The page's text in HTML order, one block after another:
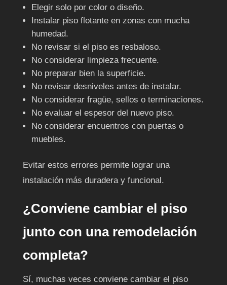
Elegir solo por color o diseño.
Instalar piso flotante en zonas con mucha
humedad.
No revisar si el piso es resbaloso.
No considerar limpieza frecuente.
No preparar bien la superficie.
No revisar desniveles antes de instalar.
No considerar fragüe, sellos o terminaciones.
No evaluar el espesor del nuevo piso.
No considerar encuentros con puertas o
muebles.
Evitar estos errores permite lograr una
instalación más duradera y funcional.
¿Conviene cambiar el piso
junto con una remodelación
completa?
Sí, muchas veces conviene cambiar el piso